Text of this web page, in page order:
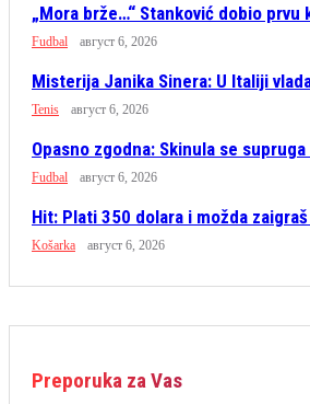
„Mora brže…“ Stanković dobio prvu
Fudbal август 6, 2026
Misterija Janika Sinera: U Italiji
Tenis август 6, 2026
Opasno zgodna: Skinula se
Fudbal август 6, 2026
Hit: Plati 350 dolara i možda
Košarka август 6, 2026
Preporuka za Vas